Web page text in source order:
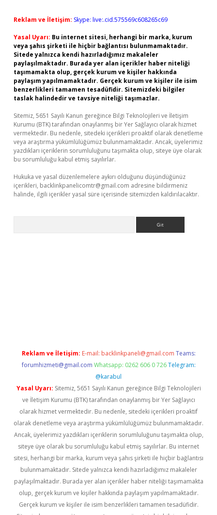
Reklam ve İletişim: Skype: live:.cid.575569c608265c69
Yasal Uyarı: Bu internet sitesi, herhangi bir marka, kurum
veya şahıs şirketi ile hiçbir bağlantısı bulunmamaktadır.
Sitede yalnızca kendi hazırladığımız makaleler
paylaşılmaktadır. Burada yer alan içerikler haber niteliği
taşımamakta olup, gerçek kurum ve kişiler hakkında
paylaşım yapılmamaktadır. Gerçek kurum ve kişiler ile isim
benzerlikleri tamamen tesadüfidir. Sitemizdeki bilgiler
taslak halindedir ve tavsiye niteliği taşımazlar.
Sitemiz, 5651 Sayılı Kanun gereğince Bilgi Teknolojileri ve İletişim
Kurumu (BTK) tarafından onaylanmış bir Yer Sağlayıcı olarak hizmet
vermektedir. Bu nedenle, sitedeki içerikleri proaktif olarak denetleme
veya araştırma yükümlülüğümüz bulunmamaktadır. Ancak, üyelerimiz
yazdıkları içeriklerin sorumluluğunu taşımakta olup, siteye üye olarak
bu sorumluluğu kabul etmiş sayılırlar.
Hukuka ve yasal düzenlemelere aykırı olduğunu düşündüğünüz
içerikleri, backlinkpanelicomtr@gmail.com adresine bildirmeniz
halinde, ilgili içerikler yasal süre içerisinde sitemizden kaldırılacaktır.
Reklam ve İletişim: E-mail: backlinkpaneli@gmail.com Teams:
forumhizmeti@gmail.com Whatsapp: 0262 606 0 726 Telegram:
@karabul
Yasal Uyarı: Sitemiz, 5651 Sayılı Kanun gereğince Bilgi Teknolojileri
ve İletişim Kurumu (BTK) tarafından onaylanmış bir Yer Sağlayıcı
olarak hizmet vermektedir. Bu nedenle, sitedeki içerikleri proaktif
olarak denetleme veya araştırma yükümlülüğümüz bulunmamaktadır.
Ancak, üyelerimiz yazdıkları içeriklerin sorumluluğunu taşımakta olup,
siteye üye olarak bu sorumluluğu kabul etmiş sayılırlar. Bu internet
sitesi, herhangi bir marka, kurum veya şahıs şirketi ile hiçbir bağlantısı
bulunmamaktadır. Sitede yalnızca kendi hazırladığımız makaleler
paylaşılmaktadır. Burada yer alan içerikler haber niteliği taşımamakta
olup, gerçek kurum ve kişiler hakkında paylaşım yapılmamaktadır.
Gerçek kurum ve kişiler ile isim benzerlikleri tamamen tesadüfidir.